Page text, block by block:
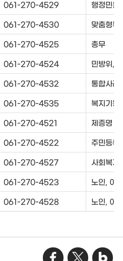
061-270-4529 행정민원
061-270-4530 맞춤형복
061-270-4525 총무
061-270-4524 민방위,
061-270-4532 통합사례
061-270-4535 복지기동
061-270-4521 제증명
061-270-4522 주민등록
061-270-4527 사회복지
061-270-4523 노인, 여성
061-270-4528 노인, 여성